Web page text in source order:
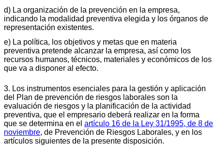
d) La organización de la prevención en la empresa,
indicando la modalidad preventiva elegida y los órganos de
representación existentes.
e) La política, los objetivos y metas que en materia
preventiva pretende alcanzar la empresa, así como los
recursos humanos, técnicos, materiales y económicos de los
que va a disponer al efecto.
3. Los instrumentos esenciales para la gestión y aplicación
del Plan de prevención de riesgos laborales son la
evaluación de riesgos y la planificación de la actividad
preventiva, que el empresario deberá realizar en la forma
que se determina en el artículo 16 de la Ley 31/1995, de 8 de
noviembre, de Prevención de Riesgos Laborales, y en los
artículos siguientes de la presente disposición.